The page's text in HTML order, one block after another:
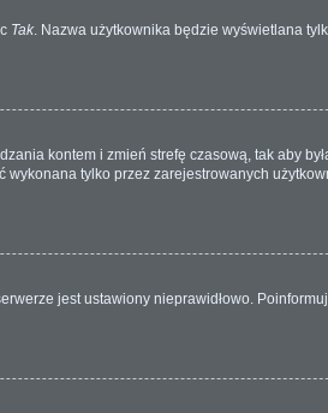
Tak. Nazwa użytkownika będzie wyświetlana
kontem i zmień strefę czasową, tak aby
tylko przez zarejestrowanych
jest ustawiony nieprawidłowo.